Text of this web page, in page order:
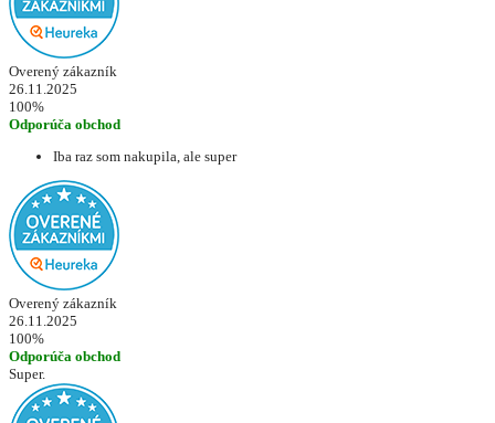
Overený zákazník
26.11.2025
100%
Odporúča obchod
Iba raz som nakupila, ale super
Overený zákazník
26.11.2025
100%
Odporúča obchod
Super.